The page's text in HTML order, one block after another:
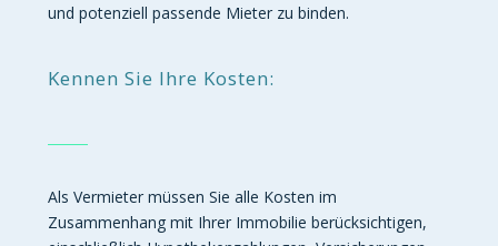
und potenziell passende Mieter zu binden.
Kennen Sie Ihre Kosten:
Als Vermieter müssen Sie alle Kosten im
Zusammenhang mit Ihrer Immobilie berücksichtigen,